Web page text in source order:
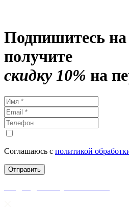
Подпишитесь
получите
скидку 10% на
Соглашаюсь с политикой